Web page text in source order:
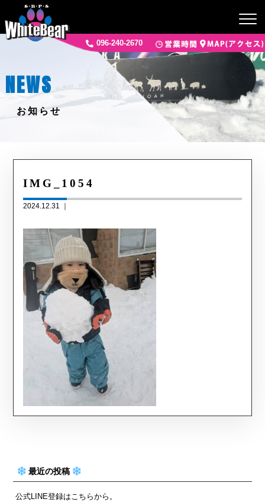
096-240-2670
NEWS
お知らせ
IMG_1054
2024.12.31 ｜
最近の投稿
公式LINE登録はこちらから。